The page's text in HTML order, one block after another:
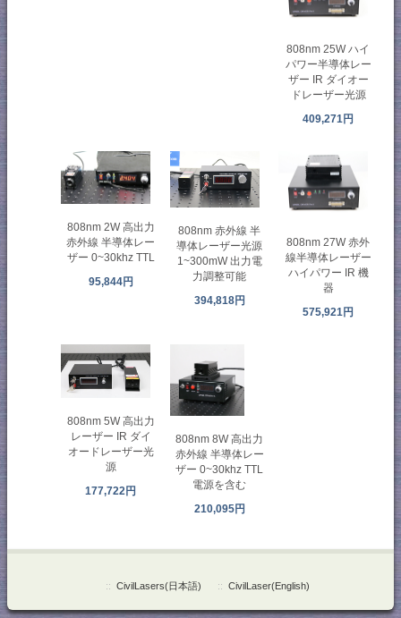
808nm 25W ハイ
パワー半導体レー
ザー IR ダイオー
ドレーザー光源
409,271円
808nm 2W 高出力
赤外線 半導体レー
ザー 0~30khz TTL
95,844円
808nm 赤外線 半
導体レーザー光源
1~300mW 出力電
力調整可能
394,818円
808nm 27W 赤外
線半導体レーザー
ハイパワー IR 機
器
575,921円
808nm 5W 高出力
レーザー IR ダイ
オードレーザー光
源
177,722円
808nm 8W 高出力
赤外線 半導体レー
ザー 0~30khz TTL
電源を含む
210,095円
:: CivilLasers(日本語) :: CivilLaser(English)